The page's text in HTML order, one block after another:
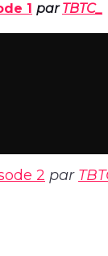
1 parTBTC_
2 par